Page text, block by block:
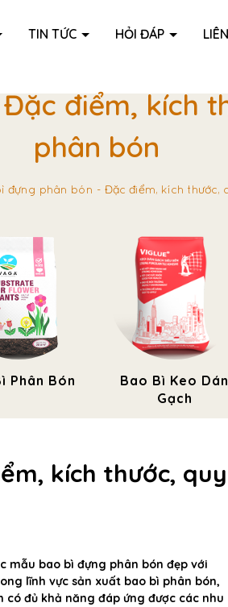
TIN TỨC HỎI ĐÁP
điểm, kích
phân bón
đựng phân bón - Đặc điểm, kích thước,
Phân Bón
Bao Bì Keo Dán
Gạch
kích thước, quy
mẫu bao bì đựng phân bón đẹp với
lĩnh vực sản xuất bao bì phân bón,
đủ khả năng đáp ứng được các nhu